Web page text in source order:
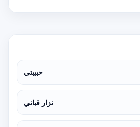
حبيبتي
نزار قباني